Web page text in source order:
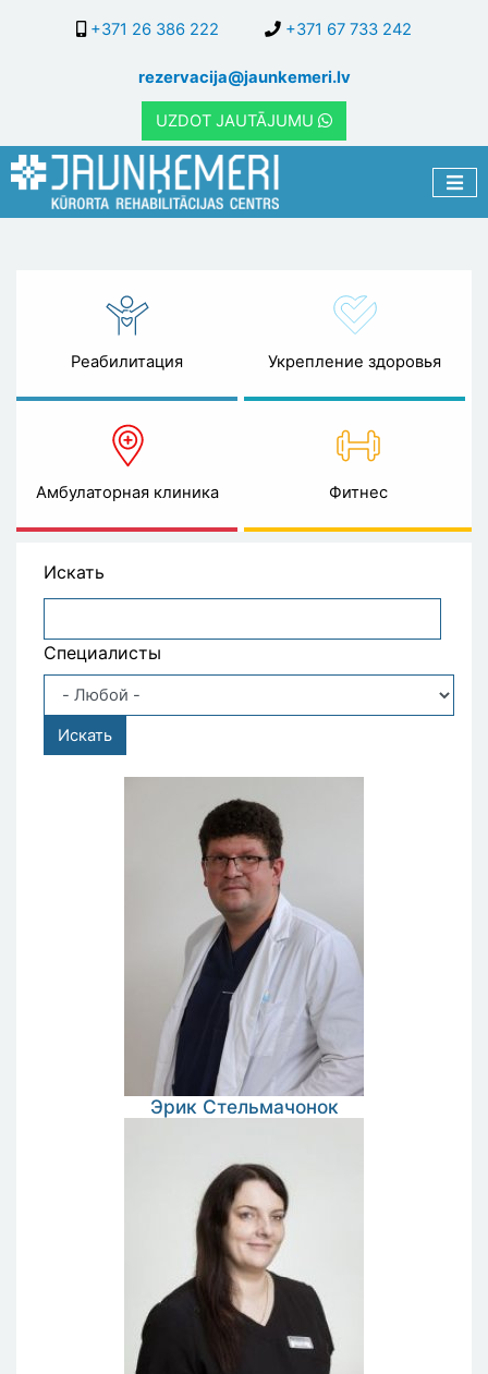
основному
содержанию
+371 26 386 222 +371 67 733 242
rezervacija@jaunkemeri.lv
UZDOT JAUTĀJUMU
Реабилитация Укрепление здоровья
Амбулаторная клиника Фитнес
Искать
Специалисты
Искать
Эрик Стельмачонок